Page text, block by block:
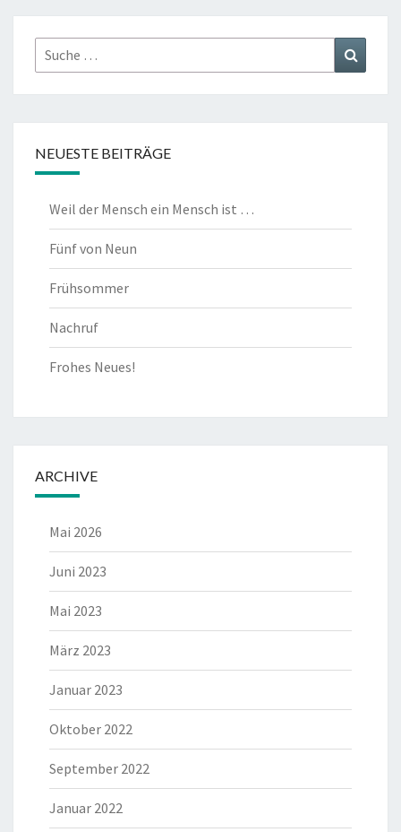
Suche
nach:
NEUESTE BEITRÄGE
Weil der Mensch ein Mensch ist …
Fünf von Neun
Frühsommer
Nachruf
Frohes Neues!
ARCHIVE
Mai 2026
Juni 2023
Mai 2023
März 2023
Januar 2023
Oktober 2022
September 2022
Januar 2022